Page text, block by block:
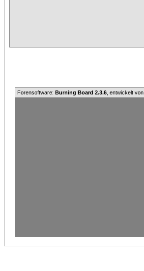
Forensoftware: Burning Board 2.3.6 , entwickelt von